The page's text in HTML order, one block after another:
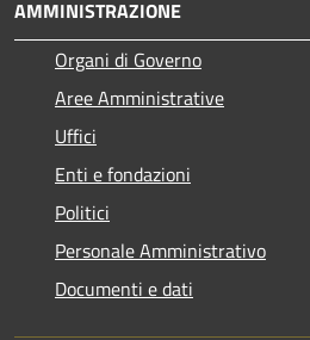
AMMINISTRAZIONE
Organi di Governo
Aree Amministrative
Uffici
Enti e fondazioni
Politici
Personale Amministrativo
Documenti e dati